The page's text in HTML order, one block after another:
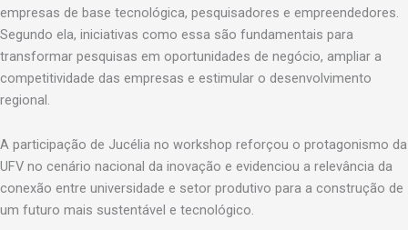
empresas de base tecnológica, pesquisadores e empreendedores.
Segundo ela, iniciativas como essa são fundamentais para
transformar pesquisas em oportunidades de negócio, ampliar a
competitividade das empresas e estimular o desenvolvimento
regional.
A participação de Jucélia no workshop reforçou o protagonismo da
UFV no cenário nacional da inovação e evidenciou a relevância da
conexão entre universidade e setor produtivo para a construção de
um futuro mais sustentável e tecnológico.